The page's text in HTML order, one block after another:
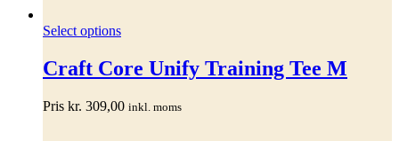
Select optionsDette
flere
Mulighederne
Craft Core Unify Training Tee M
Pris kr. 309,00 inkl. moms